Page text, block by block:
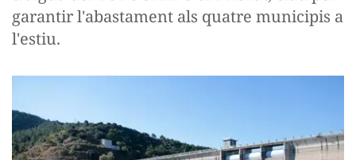
garantir l'abastament als quatre municipis a
l'estiu.